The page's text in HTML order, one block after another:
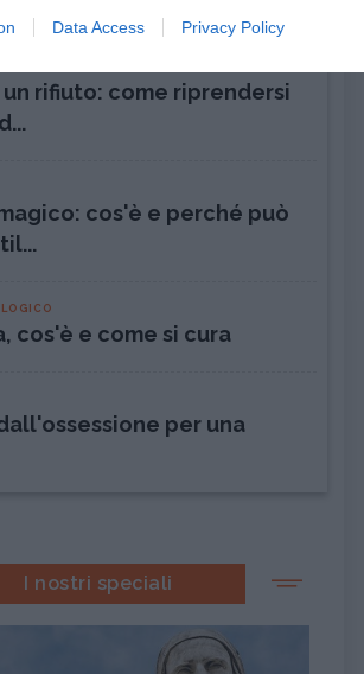
Data Access Privacy Policy
un rifiuto: come riprendersi
cos'è e perché può
cos'è e come si cura
per una
I nostri speciali